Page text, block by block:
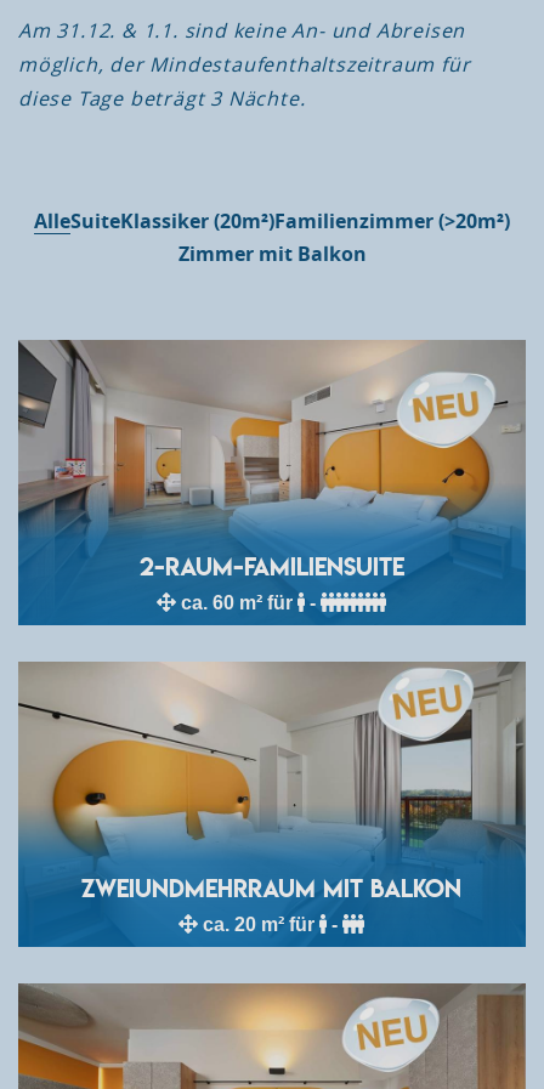
Am 31.12. & 1.1. sind keine An- und Abreisen
möglich, der Mindestaufenthaltszeitraum für
diese Tage beträgt 3 Nächte.
AlleSuiteKlassiker (20m²)Familienzimmer (>20m²)
Zimmer mit Balkon
2-Raum-Familiensuite
ca. 60 m² für -
zweiundmehrRAUM mit Balkon
ca. 20 m² für -